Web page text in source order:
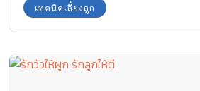
เทคนิคเลี้ยงลูก